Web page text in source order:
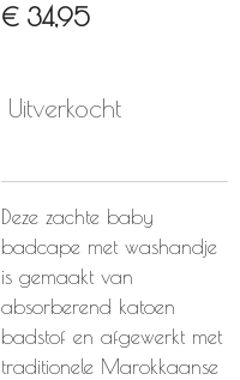
€ 34,95
Uitverkocht
Deze zachte baby
badcape met washandje
is gemaakt van
absorberend katoen
badstof en afgewerkt met
traditionele Marokkaanse